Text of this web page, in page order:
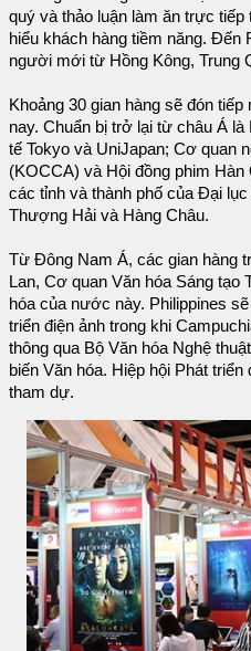
quý và thảo luận làm ăn trực
hiểu khách hàng tiềm năng. Đến
người mới từ Hồng Kông, Trung
Khoảng 30 gian hàng sẽ đón
nay. Chuẩn bị trở lại từ châu Á
tế Tokyo và UniJapan; Cơ quan
(KOCCA) và Hội đồng phim
các tỉnh và thành phố của Đại
Thượng Hải và Hàng Châu.
Từ Đông Nam Á, các gian hàng
Lan, Cơ quan Văn hóa Sáng tạo
hóa của nước này. Philippines
triển điện ảnh trong khi
thông qua Bộ Văn hóa Nghệ
biến Văn hóa. Hiệp hội Phát
tham dự.